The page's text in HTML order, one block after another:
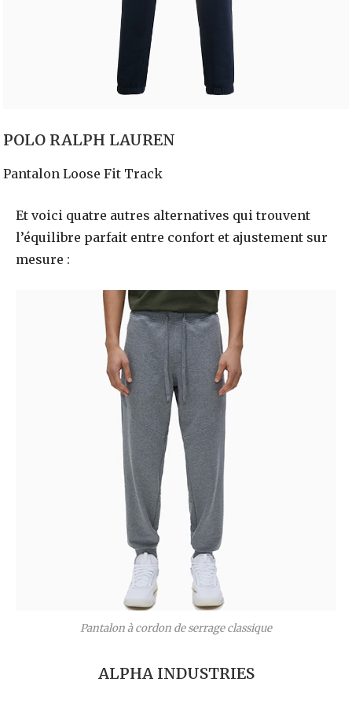
POLO RALPH LAUREN
Pantalon Loose Fit Track
Et voici quatre autres alternatives qui trouvent
l’équilibre parfait entre confort et ajustement sur
mesure :
Pantalon à cordon de serrage classique
ALPHA INDUSTRIES